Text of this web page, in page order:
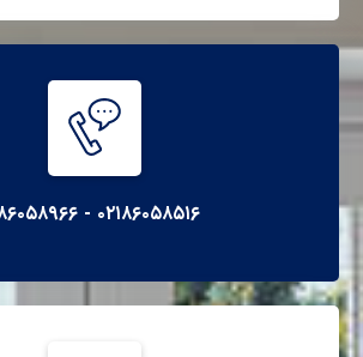
۰۲۱۸۶۰۵۸۵۱۶ - ۰۲۱۸۶۰۵۸۹۶۶